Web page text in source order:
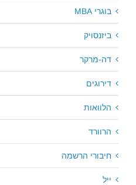
בוגרי MBA
ביזנסויק
דה-מרקר
דירוגים
הלוואות
הרוורד
חיבורי הרשמה
ייל